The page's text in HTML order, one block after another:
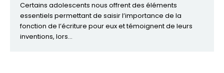
Certains adolescents nous offrent des éléments
essentiels permettant de saisir l’importance de la
fonction de l’écriture pour eux et témoignent de leurs
inventions, lors...